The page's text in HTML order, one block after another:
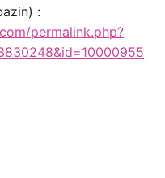
:
permalink.php?